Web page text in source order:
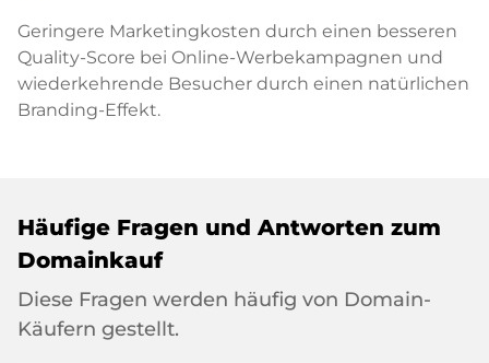
Geringere Marketingkosten durch einen besseren
Quality-Score bei Online-Werbekampagnen und
wiederkehrende Besucher durch einen natürlichen
Branding-Effekt.
Häufige Fragen und Antworten zum
Domainkauf
Diese Fragen werden häufig von Domain-
Käufern gestellt.